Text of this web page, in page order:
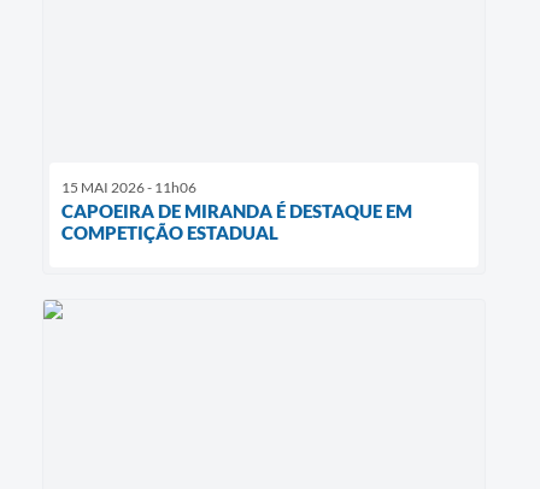
15 MAI 2026 - 11h06
CAPOEIRA DE MIRANDA É DESTAQUE EM
COMPETIÇÃO ESTADUAL